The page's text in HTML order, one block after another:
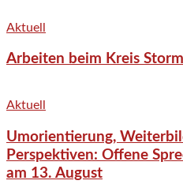
Aktuell
Arbeiten beim Kreis
Aktuell
Umorientierung,
Perspektiven: Offene
am 13. August